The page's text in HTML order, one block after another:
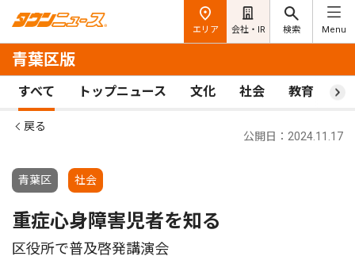
エリア 会社・IR 検索 Menu
青葉区版
すべて トップニュース 文化 社会 教育 ス
戻る
青葉区 社会
公開日：2024.11.17
重症心身障害児者を知る
区役所で普及啓発講演会